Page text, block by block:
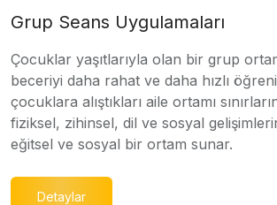
Grup Seans Uygulamaları
Çocuklar yaşıtlarıyla olan bir grup
beceriyi daha rahat ve daha hızlı
çocuklara alıştıkları aile ortamı
fiziksel, zihinsel, dil ve sosyal
eğitsel ve sosyal bir ortam sunar.
Detaylar